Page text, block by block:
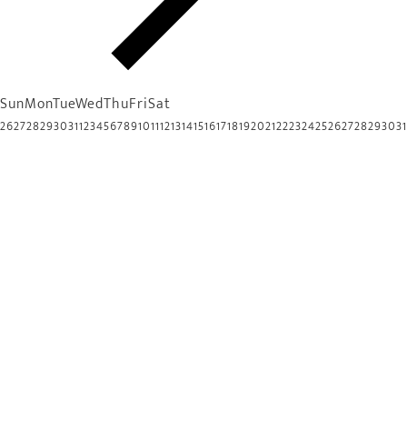
SunMonTueWedThuFriSat
26272829303112345678910111213141516171819202122232425262728293031